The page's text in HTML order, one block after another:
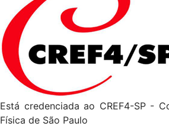
Está credenciada ao CREF4-SP -
Física de São Paulo